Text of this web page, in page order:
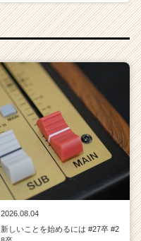
2026.08.04
新しいことを始めるには #27卒 #2